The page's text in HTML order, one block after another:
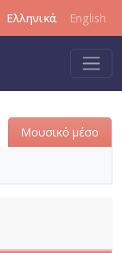
Ελληνικά English
Μουσικό μέσο